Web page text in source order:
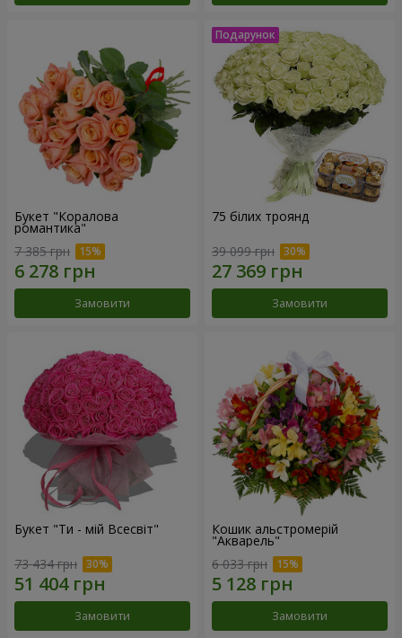
Букет "Коралова
романтика"
7 385 грн
Замовити
75 білих троянд
39 099 грн
Замовити
Букет "Ти - мій Всесвіт"
73 434 грн
Замовити
Кошик альстромерій
"Акварель"
6 033 грн
Замовити